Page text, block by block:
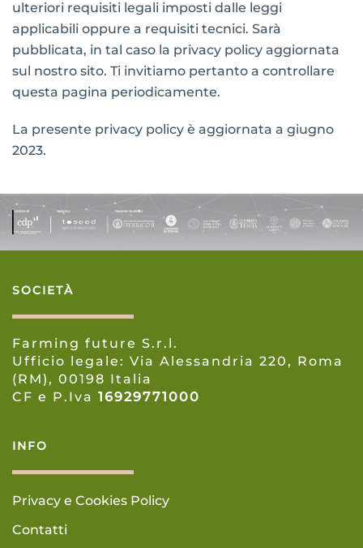
ulteriori requisiti legali imposti dalle leggi
applicabili oppure a requisiti tecnici. Sarà
pubblicata, in tal caso la privacy policy aggiornata
sul nostro sito. Ti invitiamo pertanto a controllare
questa pagina periodicamente.
La presente privacy policy è aggiornata a giugno
2023.
SOCIETÀ
Farming future S.r.l.
Ufficio legale: Via Alessandria 220, Roma
(RM), 00198 Italia
CF e P.Iva 16929771000
INFO
Privacy e Cookies Policy
Contatti